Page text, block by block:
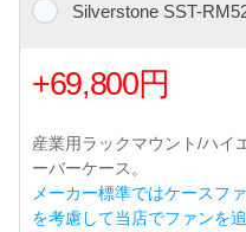
Silverstone SST-
+69,800円
産業用ラックマウント/ハイ
ーバーケース。
メーカー標準ではケースフ
を考慮して当店でファンを